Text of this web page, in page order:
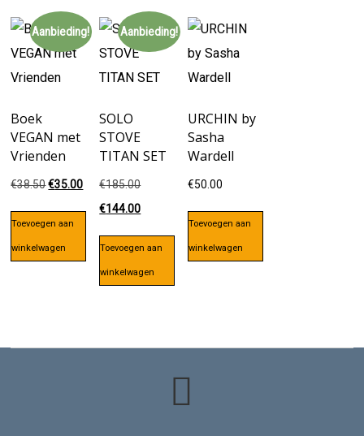
Aanbieding!
Boek
VEGAN met
Vrienden
€38.50Oorspronkelijke
€38.50.
€35.00Huidige
prijs
Toevoegen aan
winkelwagen
Aanbieding!
SOLO
STOVE
TITAN SET
€185.00Oorspronkelijke
prijs
€144.00Huidige
€144.00.
Toevoegen aan
winkelwagen
URCHIN by
Sasha
Wardell
€50.00
Toevoegen aan
winkelwagen